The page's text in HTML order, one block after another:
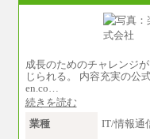
成長のためのチャレンジ
じられる。 内容充実の公
en.co…
続きを読む
業種
IT/情報通